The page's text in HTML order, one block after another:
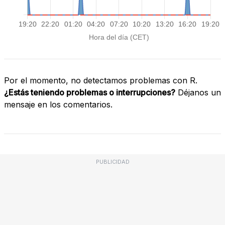
Por el momento, no detectamos problemas con R.
¿Estás teniendo problemas o interrupciones? Déjanos un
mensaje en los comentarios.
PUBLICIDAD